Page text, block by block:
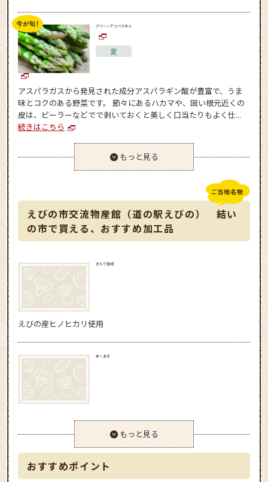
グリーンアスパラガス
夏
アスパラガスから発見された成分アスパラギン酸が豊富で、うま
味とコクのある野菜です。 節々にあるハカマや、固い根元近くの
皮は、ピーラーなどでで剥いておくと美しく口当たりもよく仕...
続きはこちら
もっと見る
えびの市交流物産館（道の駅えびの） 結い
の市で買える、おすすめ加工品
きらり宮崎
えびの産ヒノヒカリ使用
あくまき
もっと見る
おすすめポイント